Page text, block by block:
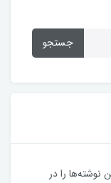
جستجو
نوشته‌ها را در